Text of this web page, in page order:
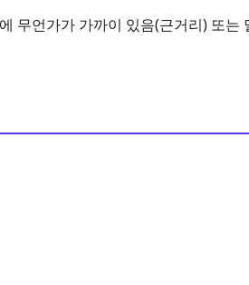
무언가가 가까이 있음(근거리) 또는